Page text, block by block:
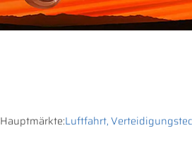
Hauptmärkte:Luftfahrt,